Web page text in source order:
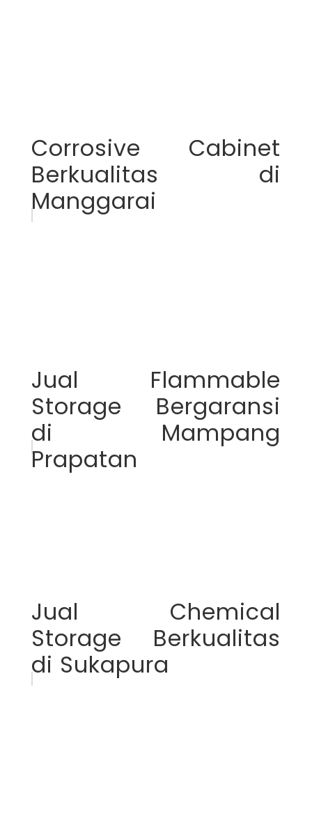
Corrosive Cabinet
Berkualitas di
Manggarai
Jual Flammable
Storage Bergaransi
di Mampang
Prapatan
Jual Chemical
Storage Berkualitas
di Sukapura